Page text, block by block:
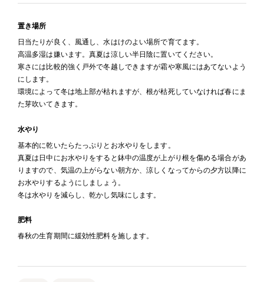
置き場所
日当たりが良く、風通し、水はけのよい場所で育てます。
高温多湿は嫌います。真夏は涼しい半日陰に置いてください。
寒さには比較的強く戸外で冬越しできますが霜や寒風にはあてないよう
にします。
環境によって冬は地上部が枯れますが、根が枯死していなければ春にま
た芽吹いてきます。
水やり
基本的に乾いたらたっぷりとお水やりをします。
真夏は日中にお水やりをすると鉢中の温度が上がり根を傷める場合があ
りますので、気温の上がらない朝方か、涼しくなってからの夕方以降に
お水やりするようにしましょう。
冬は水やりを減らし、乾かし気味にします。
肥料
春秋の生育期間に緩効性肥料を施します。